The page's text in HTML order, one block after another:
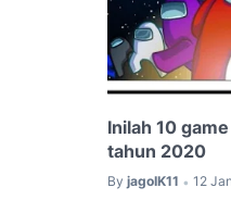
Inilah 10
tahun 2020
By jagoIK11 • 12